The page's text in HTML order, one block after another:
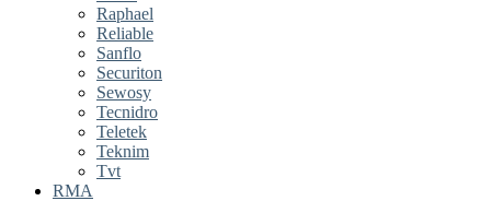
Raphael
Reliable
Sanflo
Securiton
Sewosy
Tecnidro
Teletek
Teknim
Tvt
RMA